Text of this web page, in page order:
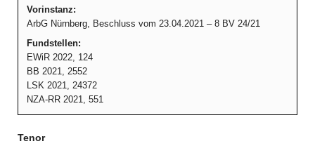
Vorinstanz:
ArbG Nürnberg, Beschluss vom 23.04.2021 – 8 BV 24/21
Fundstellen:
EWiR 2022, 124
BB 2021, 2552
LSK 2021, 24372
NZA-RR 2021, 551
Tenor